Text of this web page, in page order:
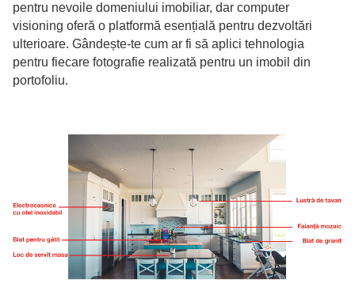
pentru nevoile domeniului imobiliar, dar computer
visioning oferă o platformă esențială pentru dezvoltări
ulterioare. Gândește-te cum ar fi să aplici tehnologia
pentru fiecare fotografie realizată pentru un imobil din
portofoliu.